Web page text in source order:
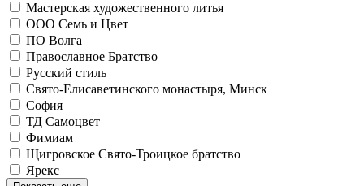
Мастерская художественного литья
ООО Семь и Цвет
ПО Волга
Православное Братство
Русский стиль
Свято-Елисаветинского монастыря, Минск
София
ТД Самоцвет
Фимиам
Щигровское Свято-Троицкое братство
Ярекс